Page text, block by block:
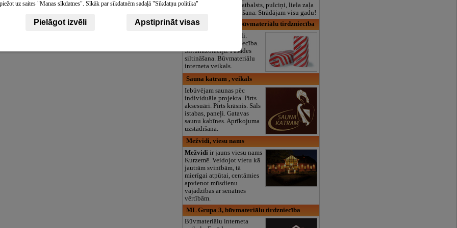
logopēds, speciālais atbalsts, pulciņi, liela zaļa
teritorija un 3x ēdināšana. Strādājam visu gadu!
DHM Group, SIA, būvmateriālu tirdzniecība
Celtniecības materiāli.
Būvmateriālu tirdzniecība.
Siltumizolācija. Fasādes
siltināšana. Būvmateriālu
interneta veikals.
Sauna katram , veikals
Iebūvējam saunas pēc
individuāla projekta. Pirts
aksesuāri. Pirts krāsnis. Sāls
istabas, paneļi. Gatavas
saunu kabīnes. Aprīkojuma
uzstādīšana.
Mežvidi, viesu nams
Mežvidi ir jauns viesu nams
Kurzemē. Veidojot vietu kā
jautrām svinībām, tā
mierīgai atpūtai, centāmies
apvienot mūsdienu
vajadzības ar senatnes
vērtībām.
ML Grupa 3, būvmateriālu tirdzniecība
Būvmateriālu interneta
uz saites "Manas sīkdatnes". Sīkāk par sīkdatnēm sadaļā "Sīkdatņu politika"
Pielāgot izvēli Apstiprināt visas